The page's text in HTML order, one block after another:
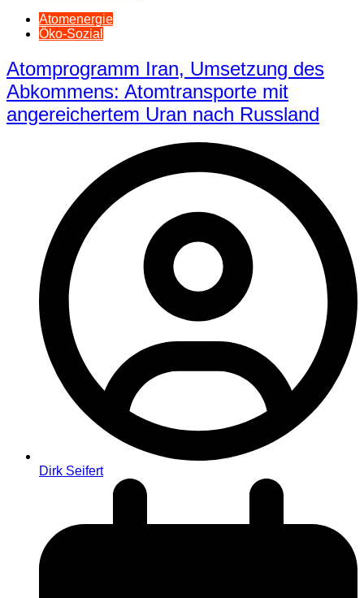
Atomenergie
Öko-Sozial
Atomprogramm Iran, Umsetzung des
Abkommens: Atomtransporte mit
angereichertem Uran nach Russland
Dirk Seifert